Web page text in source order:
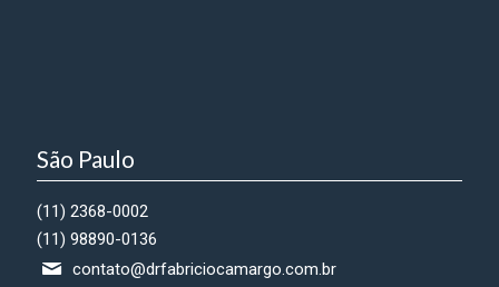
São Paulo
(11) 2368-0002
(11) 98890-0136
contato@drfabriciocamargo.com.br